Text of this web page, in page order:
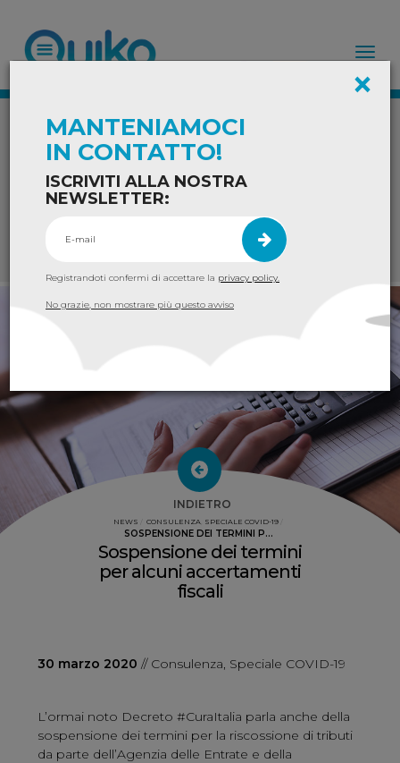
×
MANTENIAMOCI
IN CONTATTO!
ISCRIVITI ALLA NOSTRA
NEWSLETTER:
Registrandoti confermi di accettare la privacy policy.
No grazie, non mostrare più questo avviso
News
Filtri
Normative
Speciale COVID-19
INDIETRO
NEWS CONSULENZA SPECIALE COVID-19
SOSPENSIONE DEI TERMINI P...
Sospensione dei termini
per alcuni accertamenti
fiscali
30 marzo 2020 // Consulenza, Speciale COVID-19
L’ormai noto Decreto #CuraItalia parla anche della
sospensione dei termini per la riscossione di tributi
da parte dell’Agenzia delle Entrate e della